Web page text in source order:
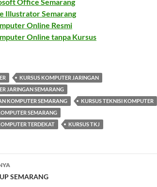
Illustrator Semarang
Online Resmi
Online tanpa Kursus
KURSUS KOMPUTER JARINGAN
JARINGAN SEMARANG
KOMPUTER SEMARANG
KURSUS TEKNISI KOMPUTER
SEMARANG
TERDEKAT
KURSUS TKJ
SEMARANG